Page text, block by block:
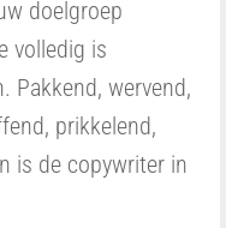
doelgroep
volledig is
Pakkend, wervend,
prikkelend,
is de copywriter in